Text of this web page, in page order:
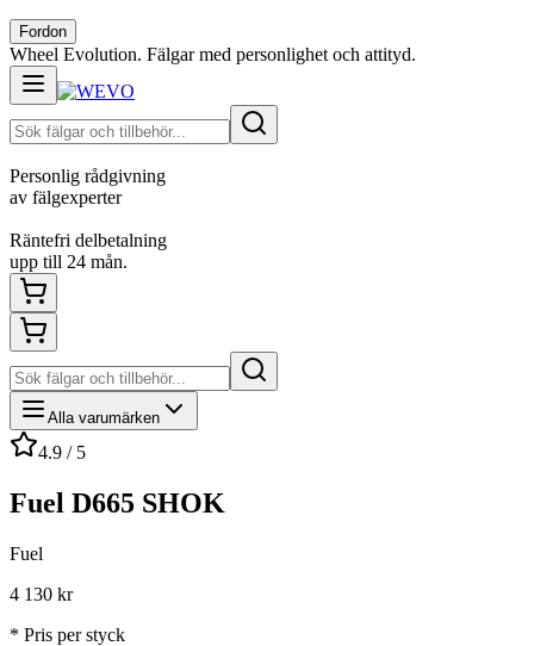
Fordon
Wheel Evolution. Fälgar med personlighet och attityd.
Personlig rådgivning
av fälgexperter
Räntefri delbetalning
upp till 24 mån.
Alla varumärken
4.9 / 5
Fuel D665 SHOK
Fuel
4 130 kr
* Pris per styck